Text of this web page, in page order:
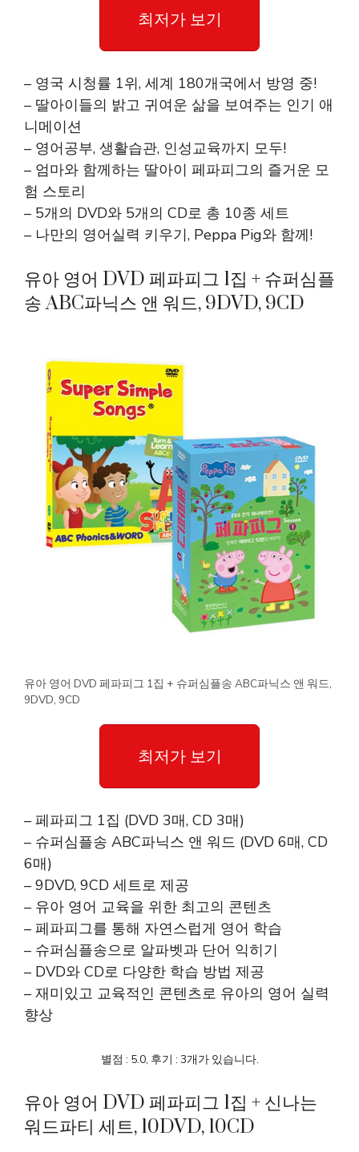
최저가 보기
– 영국 시청률 1위, 세계 180개국에서 방영 중!
– 딸아이들의 밝고 귀여운 삶을 보여주는 인기 애
니메이션
– 영어공부, 생활습관, 인성교육까지 모두!
– 엄마와 함께하는 딸아이 페파피그의 즐거운 모
험 스토리
– 5개의 DVD와 5개의 CD로 총 10종 세트
– 나만의 영어실력 키우기, Peppa Pig와 함께!
유아 영어 DVD 페파피그 1집 + 슈퍼심플
송 ABC파닉스 앤 워드, 9DVD, 9CD
유아 영어 DVD 페파피그 1집 + 슈퍼심플송 ABC파닉스 앤 워드,
9DVD, 9CD
최저가 보기
– 페파피그 1집 (DVD 3매, CD 3매)
– 슈퍼심플송 ABC파닉스 앤 워드 (DVD 6매, CD
6매)
– 9DVD, 9CD 세트로 제공
– 유아 영어 교육을 위한 최고의 콘텐츠
– 페파피그를 통해 자연스럽게 영어 학습
– 슈퍼심플송으로 알파벳과 단어 익히기
– DVD와 CD로 다양한 학습 방법 제공
– 재미있고 교육적인 콘텐츠로 유아의 영어 실력
향상
별점 : 5.0, 후기 : 3개가 있습니다.
유아 영어 DVD 페파피그 1집 + 신나는
워드파티 세트, 10DVD, 10CD